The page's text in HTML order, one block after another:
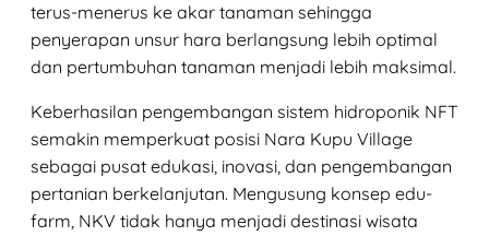
terus-menerus ke akar tanaman sehingga
penyerapan unsur hara berlangsung lebih optimal
dan pertumbuhan tanaman menjadi lebih maksimal.
Keberhasilan pengembangan sistem hidroponik NFT
semakin memperkuat posisi Nara Kupu Village
sebagai pusat edukasi, inovasi, dan pengembangan
pertanian berkelanjutan. Mengusung konsep edu-
farm, NKV tidak hanya menjadi destinasi wisata